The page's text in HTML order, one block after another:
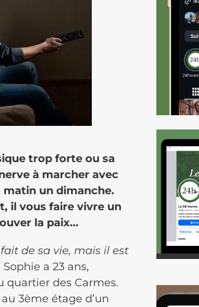
trop forte ou sa
à marcher avec
matin un dimanche.
il vous faire vivre un
la paix…
fait de sa vie, mais il est
Sophie a 23 ans,
quartier des Carmes.
3ème étage d’un